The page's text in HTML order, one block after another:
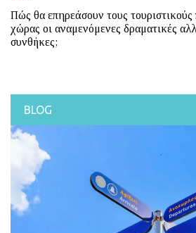
Πώς θα επηρεάσουν τους τουριστικούς
χώρας οι αναμενόμενες δραματικές
συνθήκες;
BLOG